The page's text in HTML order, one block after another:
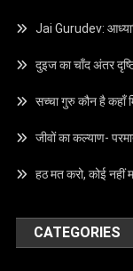
Jai Gurudev:
दुइज का चाँद अंतर
सच्चा गुरु कौन है कहाँ
जीवों का कल्याण-
हठ मत करो, कोई नहीं
CATEGORIES